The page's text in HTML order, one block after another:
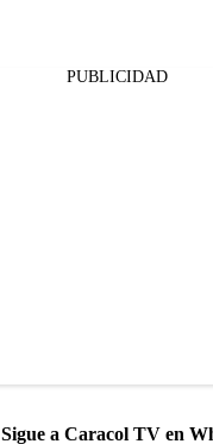
PUBLICIDAD
Sigue a Caracol TV en